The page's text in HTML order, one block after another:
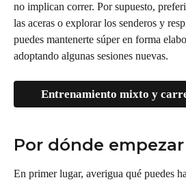
no implican correr. Por supuesto,
las aceras o explorar los senderos y
puedes mantenerte súper en forma
adoptando algunas sesiones nuevas.
Entrenamiento mixto y
Por dónde empezar
En primer lugar, averigua qué puedes